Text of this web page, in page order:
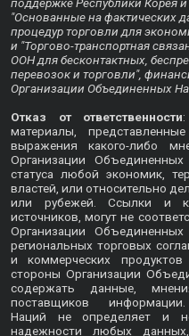
поддержке Республики Корея
"Основанные на фактических
процедур торговли для
и "Торгово-транспортная
ООН для бесконтактных,
перевозок и торговли",
Организации Объединенных
Отказ от ответственности
материалы,
выражения какого-либо
Организации
статуса любой экономик,
властей, или относительно
или рубежей. Ссылки и
источников, могут не
Организации
региональных торговых
и коммерческих
стороны Организации
содержать данные,
поставщиков
Наций не определяет и
надежности любых